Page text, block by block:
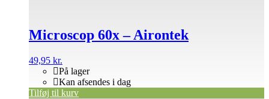
Microscop 60x – Airontek
49,95 kr.
På lager
Kan afsendes i dag
Tilføj til kurv